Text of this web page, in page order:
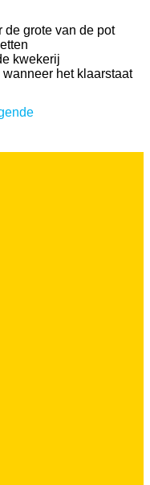
de grote van de pot
kwekerij
het klaarstaat